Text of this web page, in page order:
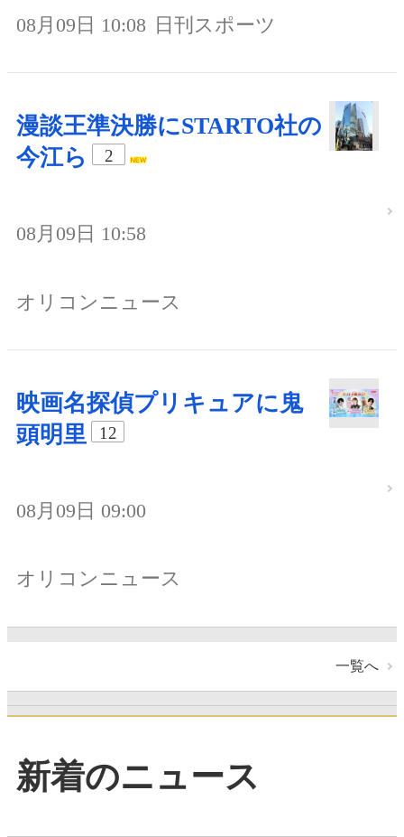
08月09日 10:08 日刊スポーツ
漫談王準決勝にSTARTO社の
今江ら
2
08月09日 10:58
オリコンニュース
映画名探偵プリキュアに鬼
頭明里
12
08月09日 09:00
オリコンニュース
一覧へ
新着のニュース